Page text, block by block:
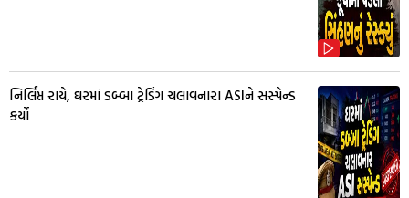
નિર્લિપ્ત રાયે, ઘરમાં ડબ્બા ટ્રેડિંગ ચલાવનારા ASIને સસ્પેન્ડ
કર્યો